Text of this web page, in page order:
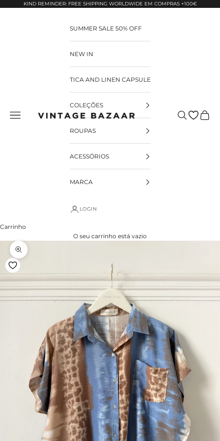
Pular para o conteúdo
KIND REMINDER: FREE SHIPPING WORLDWIDE EM COMPRAS +100€
Vintage Bazaar Pesquisar
SUMMER SALE 50% OFF
NEW IN
TICA AND LINEN CAPSULE
COLEÇÕES
ROUPAS
ACESSÓRIOS
MARCA
LOGIN
Carrinho
O seu carrinho está vazio
Zoom na imagem